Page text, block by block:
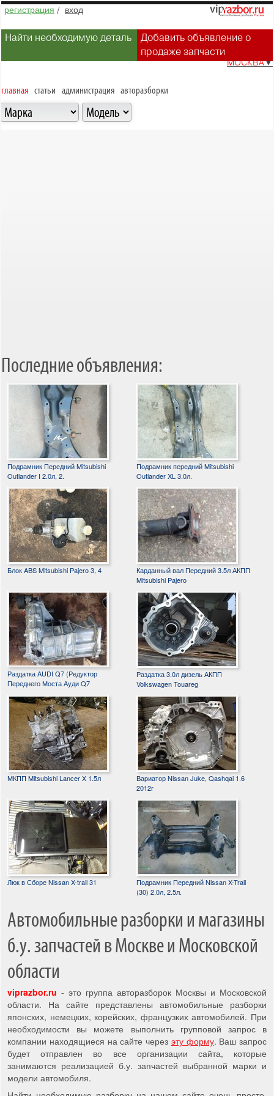
регистрация / вход
Найти необходимую деталь
Добавить объявление о
продаже запчасти
МОСКВА▼
главная статьи администрация авторазборки
Последние объявления:
Подрамник Передний Mitsubishi
Outlander I 2.0л, 2.
Подрамник передний Mitsubishi
Outlander XL 3.0л.
Блок ABS Mitsubishi Pajero 3, 4
Карданный вал Передний 3.5л АКПП
Mitsubishi Pajero
Раздатка AUDI Q7 (Редуктор
Переднего Моста Ауди Q7
Раздатка 3.0л дизель АКПП
Volkswagen Touareg
МКПП Mitsubishi Lancer X 1.5л
Вариатор Nissan Juke, Qashqai 1.6
2012г
Люк в Сборе Nissan X-trail 31
Подрамник Передний Nissan X-Trail
(30) 2.0л, 2.5л.
Автомобильные разборки и магазины
б.у. запчастей в Москве и Московской
области
viprazbor.ru - это группа авторазборок Москвы и Московской
области. На сайте представлены автомобильные разборки
японских, немецких, корейских, французких автомобилей. При
необходимости вы можете выполнить групповой запрос в
компании находящиеся на сайте через эту форму. Ваш запрос
будет отправлен во все организации сайта, которые
занимаются реализацией б.у. запчастей выбранной марки и
модели автомобиля.